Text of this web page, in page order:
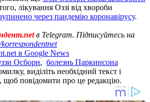
лікування Оззі від хвороби
через пандемію коронавірусу.
в Telegram. Підписуйтесь на
в Google News
Осборн, болезнь Паркинсона
виділіть необхідний текст і
щоб повідомити про це редакцію.